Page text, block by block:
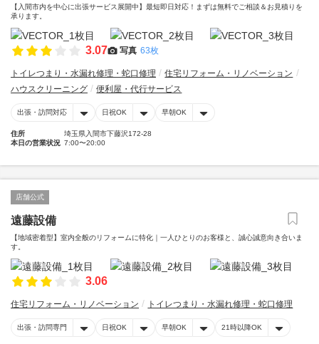
【入間市内を中心に出張サービス展開中】最短即日対応！まずは無料でご相談＆お見積りを
承ります。
3.07 写真 63枚
トイレつまり・水漏れ修理・蛇口修理
住宅リフォーム・リノベーション
ハウスクリーニング
便利屋・代行サービス
出張・訪問対応 日祝OK 早朝OK
住所
埼玉県入間市下藤沢172-28
本日の営業状況 7:00〜20:00
店舗公式
遠藤設備
【地域密着型】室内全般のリフォームに特化｜一人ひとりのお客様と、誠心誠意向き合いま
す。
3.06
住宅リフォーム・リノベーション トイレつまり・水漏れ修理・蛇口修理
出張・訪問専門 日祝OK 早朝OK 21時以降OK